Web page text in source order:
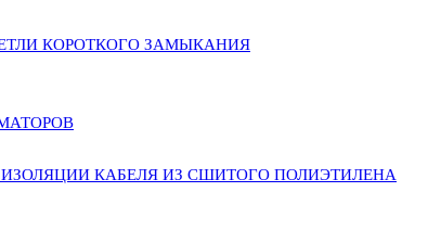
КОРОТКОГО ЗАМЫКАНИЯ
КАБЕЛЯ ИЗ СШИТОГО ПОЛИЭТИЛЕНА